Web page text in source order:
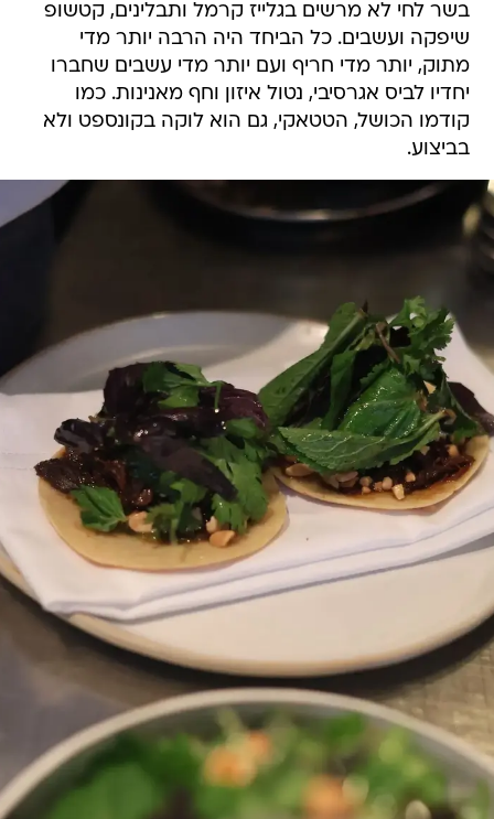
בשר לחי לא מרשים בגלייז קרמל ותבלינים, קטשופ
שיפקה ועשבים. כל הביחד היה הרבה יותר מדי
מתוק, יותר מדי חריף ועם יותר מדי עשבים שחברו
יחדיו לביס אגרסיבי, נטול איזון וחף מאנינות. כמו
קודמו הכושל, הטטאקי, גם הוא לוקה בקונספט ולא
בביצוע.